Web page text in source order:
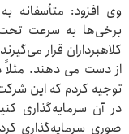
وی افزود: متأسفانه
برخی‌ها به سرعت
کلاهبرداران قرار
از دست می دهند. مثلاً
توجیه کردم که این
در آن سرمایه‌گذاری
صوری سرمایه‌گذاری